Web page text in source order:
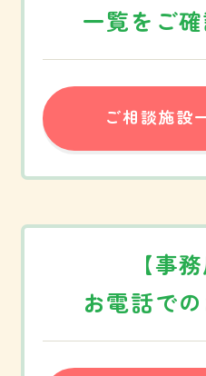
おこまり福祉相談
ご相談施設一覧
会員
一覧をご
ご相談施設
【事
お電話で